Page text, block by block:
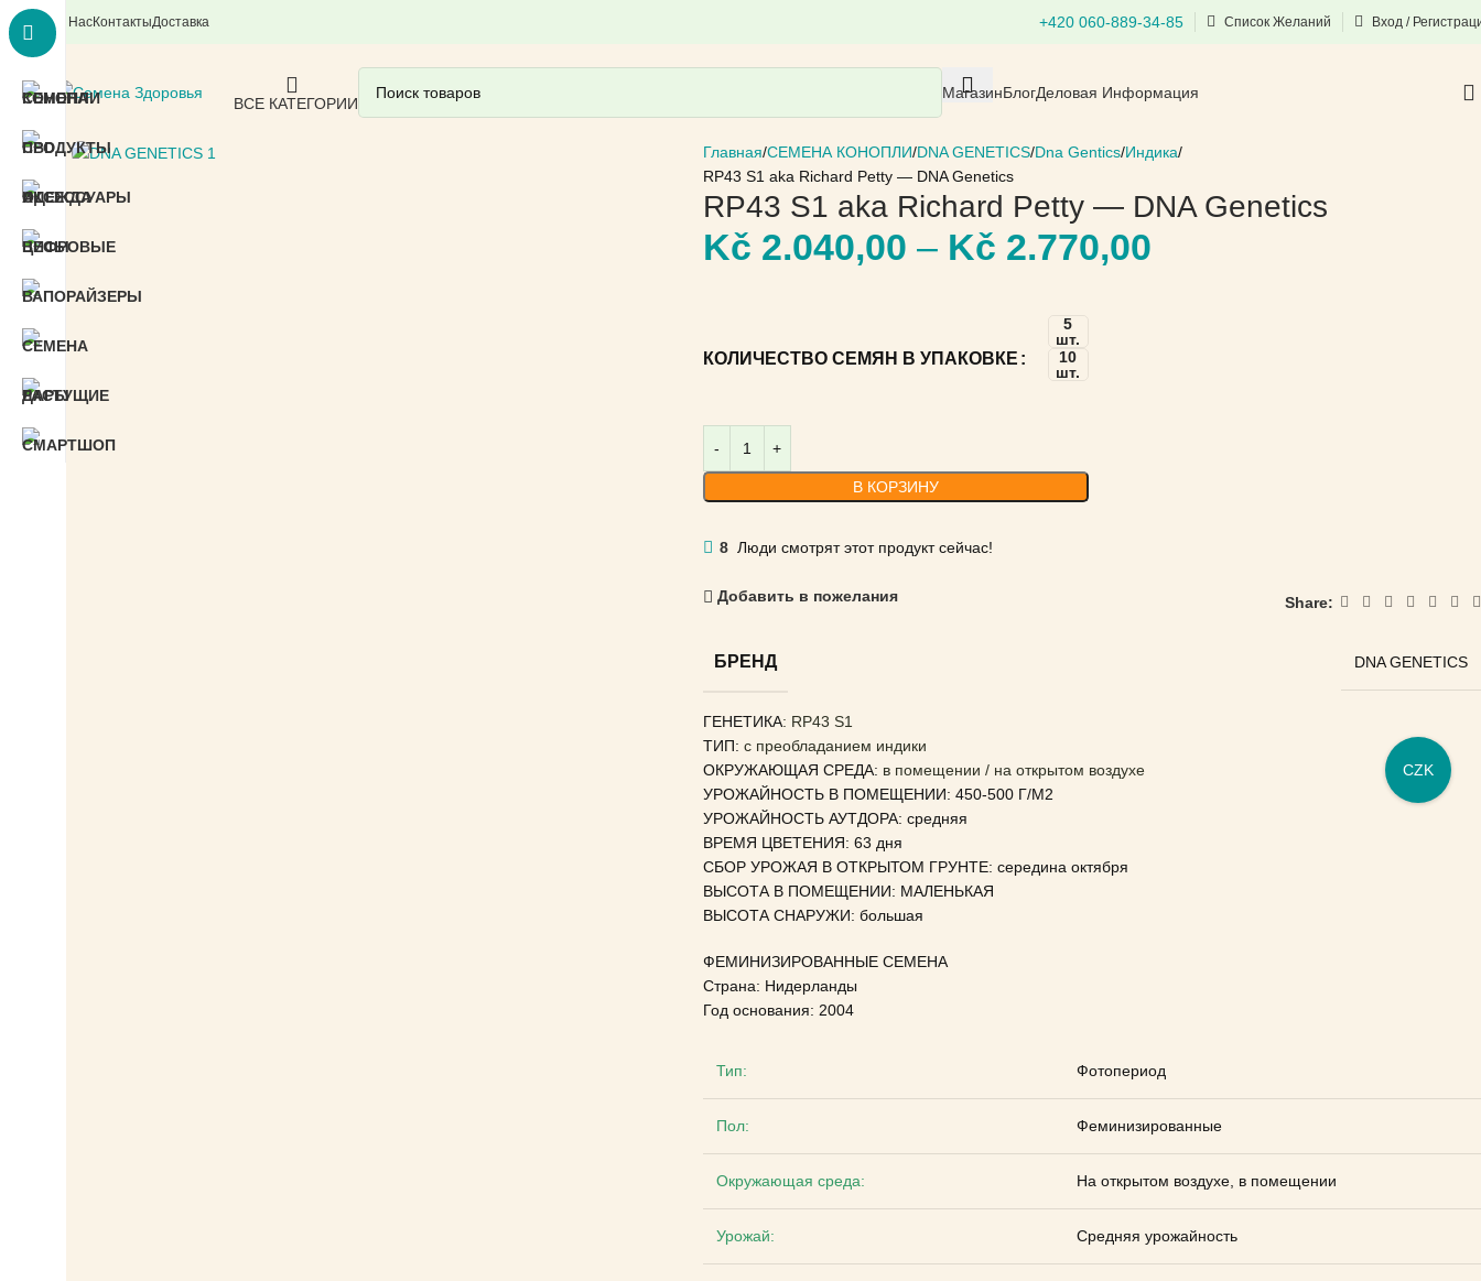
О НасКонтактыДоставка +420 060-889-34-85 Список Желаний Вход /
ВСЕ КАТЕГОРИИ
МагазинБлогДеловая Информация
Главная СЕМЕНА КОНОПЛИ DNA GENETICS Dna Gentics Индика
RP43 S1 aka Richard Petty — DNA Genetics
RP43 S1 aka Richard Petty — DNA Genetics
Kč 2.040,00 – Kč 2.770,00
КОЛИЧЕСТВО СЕМЯН В УПАКОВКЕ
5
шт.
10
шт.
В КОРЗИНУ
8 Люди смотрят этот продукт сейчас!
Добавить в пожелания Share:
БРЕНД DNA GENETICS
ГЕНЕТИКА: RP43 S1
ТИП: с преобладанием индики
ОКРУЖАЮЩАЯ СРЕДА: в помещении / на открытом воздухе
УРОЖАЙНОСТЬ В ПОМЕЩЕНИИ: 450-500 Г/М2
УРОЖАЙНОСТЬ АУТДОРА: средняя
ВРЕМЯ ЦВЕТЕНИЯ: 63 дня
СБОР УРОЖАЯ В ОТКРЫТОМ ГРУНТЕ: середина октября
ВЫСОТА В ПОМЕЩЕНИИ: МАЛЕНЬКАЯ
ВЫСОТА СНАРУЖИ: большая
ФЕМИНИЗИРОВАННЫЕ СЕМЕНА
Страна: Нидерланды
Год основания: 2004
Тип: Фотопериод
Пол: Феминизированные
Окружающая среда: На открытом воздухе, в помещении
Урожай: Средняя урожайность
CZK